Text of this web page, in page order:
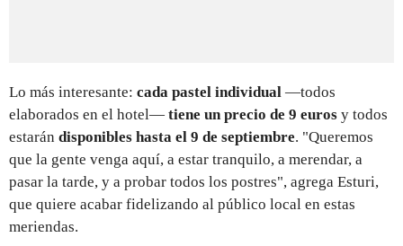
Lo más interesante: cada pastel individual —todos
elaborados en el hotel— tiene un precio de 9 euros y todos
estarán disponibles hasta el 9 de septiembre. "Queremos
que la gente venga aquí, a estar tranquilo, a merendar, a
pasar la tarde, y a probar todos los postres", agrega Esturi,
que quiere acabar fidelizando al público local en estas
meriendas.